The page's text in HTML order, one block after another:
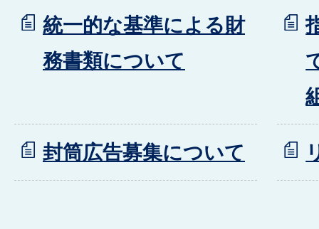
統一的な基準による財
務書類について
封筒広告募集について